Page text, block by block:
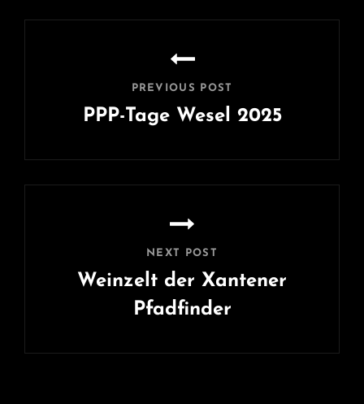
PREVIOUS POST
PPP-Tage Wesel 2025
Post
NEXT POST
Weinzelt der Xantener
Pfadfinder
Post